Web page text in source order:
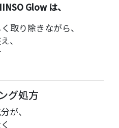
Glow は、
取り除きながら、
、
グ処方
が、